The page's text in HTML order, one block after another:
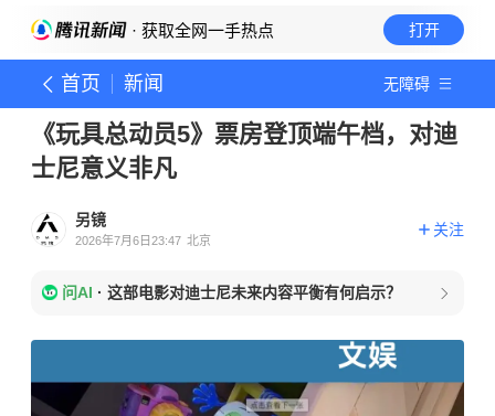
· 获取全网一手热点 打开
首页 新闻 无障碍
《玩具总动员5》票房登顶端午档，对迪
士尼意义非凡
另镜
2026年7月6日23:47 北京
关注
问AI · 这部电影对迪士尼未来内容平衡有何启示？